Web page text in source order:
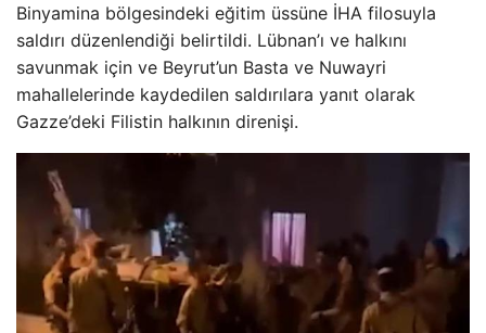
Binyamina bölgesindeki eğitim üssüne İHA filosuyla
saldırı düzenlendiği belirtildi. Lübnan’ı ve halkını
savunmak için ve Beyrut’un Basta ve Nuwayri
mahallelerinde kaydedilen saldırılara yanıt olarak
Gazze’deki Filistin halkının direnişi.